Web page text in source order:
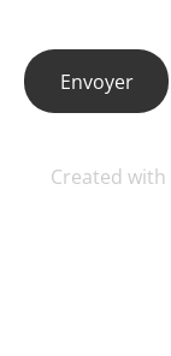
Created with